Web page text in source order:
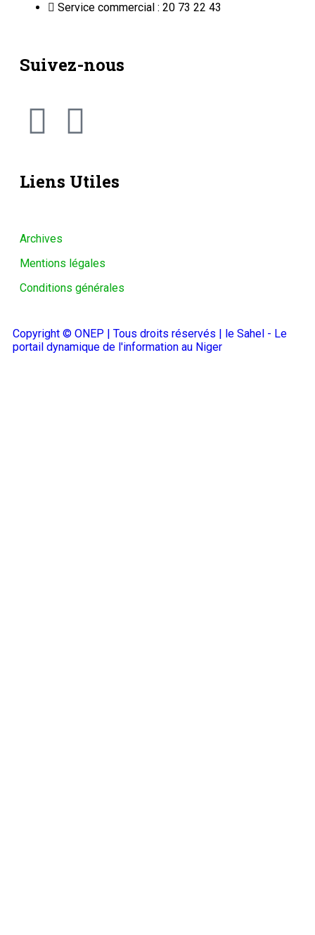
Service commercial : 20 73 22 43
Suivez-nous
Liens Utiles
Archives
Mentions légales
Conditions générales
Copyright © ONEP | Tous droits réservés | le Sahel - Le
portail dynamique de l'information au Niger